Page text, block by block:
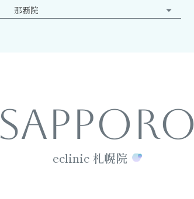
那覇院
SAPPORO
eclinic 札幌院